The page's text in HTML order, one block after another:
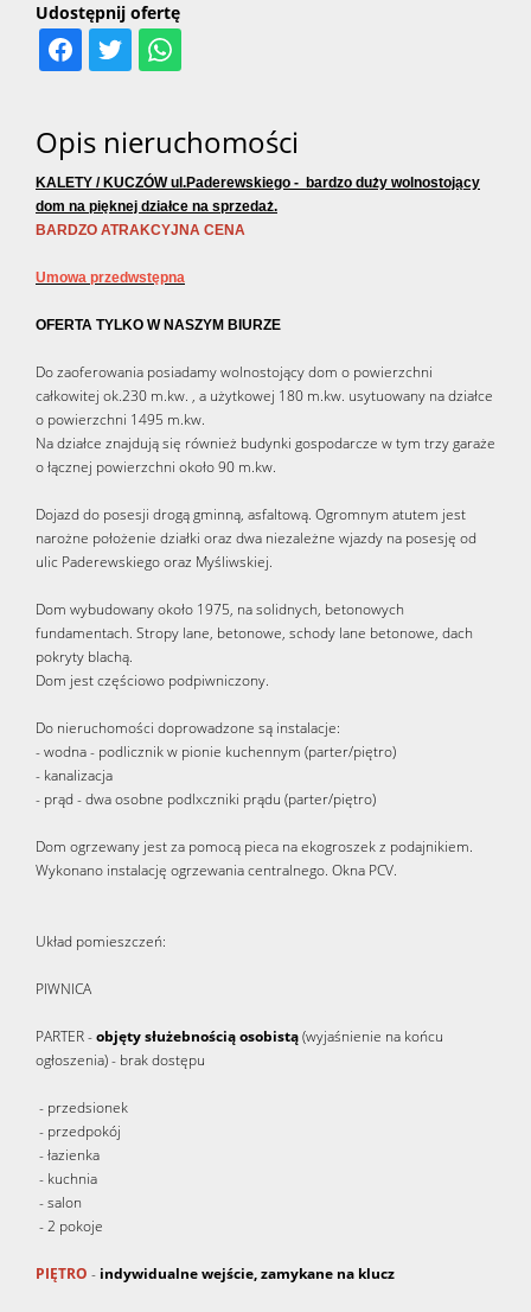
Udostępnij ofertę
Opis nieruchomości
KALETY / KUCZÓW ul.Paderewskiego - bardzo duży wolnostojący
dom na pięknej działce na sprzedaż.
BARDZO ATRAKCYJNA CENA
Umowa przedwstępna
OFERTA TYLKO W NASZYM BIURZE
Do zaoferowania posiadamy wolnostojący dom o powierzchni
całkowitej ok.230 m.kw. , a użytkowej 180 m.kw. usytuowany na działce
o powierzchni 1495 m.kw.
Na działce znajdują się również budynki gospodarcze w tym trzy garaże
o łącznej powierzchni około 90 m.kw.
Dojazd do posesji drogą gminną, asfaltową. Ogromnym atutem jest
narożne położenie działki oraz dwa niezależne wjazdy na posesję od
ulic Paderewskiego oraz Myśliwskiej.
Dom wybudowany około 1975, na solidnych, betonowych
fundamentach. Stropy lane, betonowe, schody lane betonowe, dach
pokryty blachą.
Dom jest częściowo podpiwniczony.
Do nieruchomości doprowadzone są instalacje:
- wodna - podlicznik w pionie kuchennym (parter/piętro)
- kanalizacja
- prąd - dwa osobne podlxczniki prądu (parter/piętro)
Dom ogrzewany jest za pomocą pieca na ekogroszek z podajnikiem.
Wykonano instalację ogrzewania centralnego. Okna PCV.
Układ pomieszczeń:
PIWNICA
PARTER -objęty służebnością osobistą(wyjaśnienie na końcu
ogłoszenia) - brak dostępu
- przedsionek
- przedpokój
- łazienka
- kuchnia
- salon
- 2 pokoje
PIĘTRO - indywidualne wejście, zamykane na klucz